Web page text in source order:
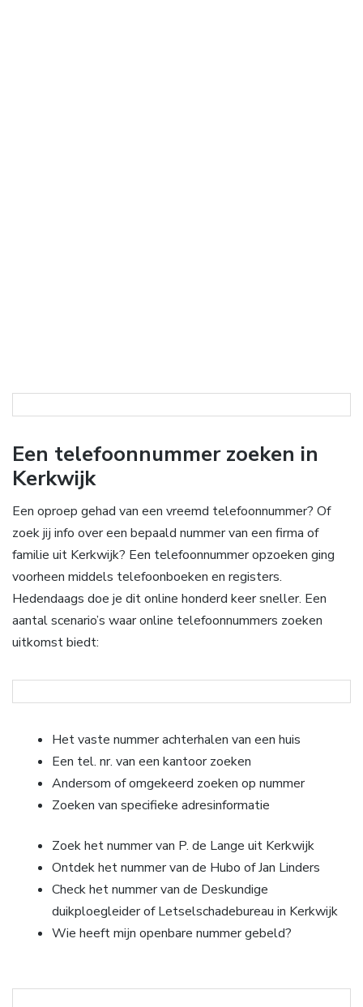
Een telefoonnummer zoeken in
Kerkwijk
Een oproep gehad van een vreemd telefoonnummer? Of
zoek jij info over een bepaald nummer van een firma of
familie uit Kerkwijk? Een telefoonnummer opzoeken ging
voorheen middels telefoonboeken en registers.
Hedendaags doe je dit online honderd keer sneller. Een
aantal scenario’s waar online telefoonnummers zoeken
uitkomst biedt:
Het vaste nummer achterhalen van een huis
Een tel. nr. van een kantoor zoeken
Andersom of omgekeerd zoeken op nummer
Zoeken van specifieke adresinformatie
Zoek het nummer van P. de Lange uit Kerkwijk
Ontdek het nummer van de Hubo of Jan Linders
Check het nummer van de Deskundige
duikploegleider of Letselschadebureau in Kerkwijk
Wie heeft mijn openbare nummer gebeld?